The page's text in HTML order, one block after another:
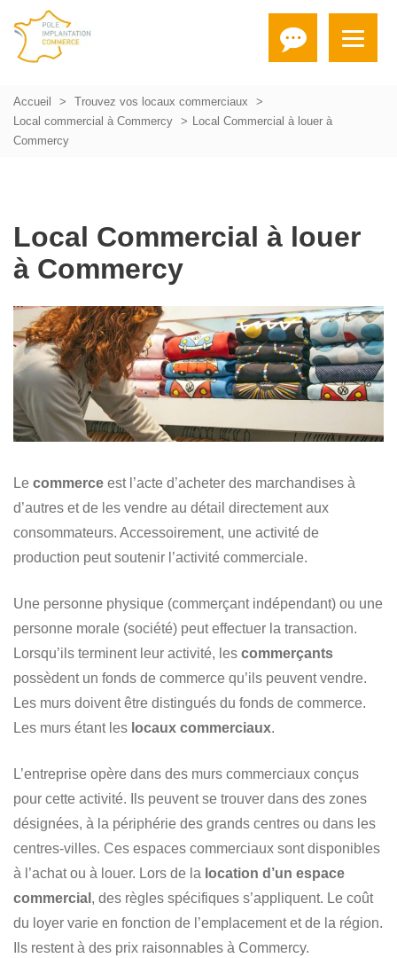
Accueil
Trouvez vos locaux commerciaux
Local commercial à Commercy
Local Commercial à louer à
Commercy
Local Commercial à louer
à Commercy
Le commerce est l’acte d’acheter des marchandises à
d’autres et de les vendre au détail directement aux
consommateurs. Accessoirement, une activité de
production peut soutenir l’activité commerciale.
Une personne physique (commerçant indépendant) ou une
personne morale (société) peut effectuer la transaction.
Lorsqu’ils terminent leur activité, les commerçants
possèdent un fonds de commerce qu’ils peuvent vendre.
Les murs doivent être distingués du fonds de commerce.
Les murs étant les locaux commerciaux.
L’entreprise opère dans des murs commerciaux conçus
pour cette activité. Ils peuvent se trouver dans des zones
désignées, à la périphérie des grands centres ou dans les
centres-villes. Ces espaces commerciaux sont disponibles
à l’achat ou à louer. Lors de la location d’un espace
commercial , des règles spécifiques s’appliquent. Le coût
du loyer varie en fonction de l’emplacement et de la région.
Ils restent à des prix raisonnables à Commercy.